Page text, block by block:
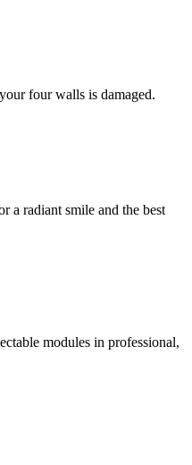
four walls is damaged.
a radiant smile and the best
modules in professional,